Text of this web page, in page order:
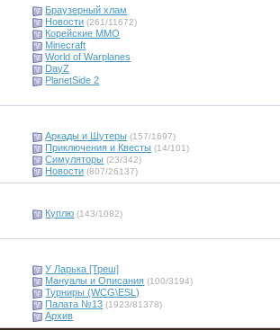
Браузерный хлам
Новости (261/11672)
Корейские ММО
Minecraft
World of Warplanes
DayZ
PlanetSide 2
Аркады и Шутеры (157/1697)
Приключения и Квесты (14/101)
Симуляторы (23/342)
Новости (807/26137)
Куплю (143/1082)
У Ларька [Треш]
Мануалы и Описания (100/3194)
Турниры (WCG\ESL)
Палата №13 (1923/81378)
Архив